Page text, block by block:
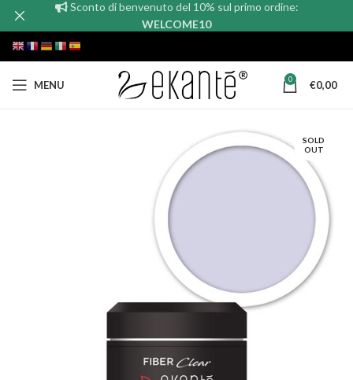
MENU 0 €0,00
SOLD
OUT
Sconto di benvenuto del 10% sul primo ordine:
WELCOME10